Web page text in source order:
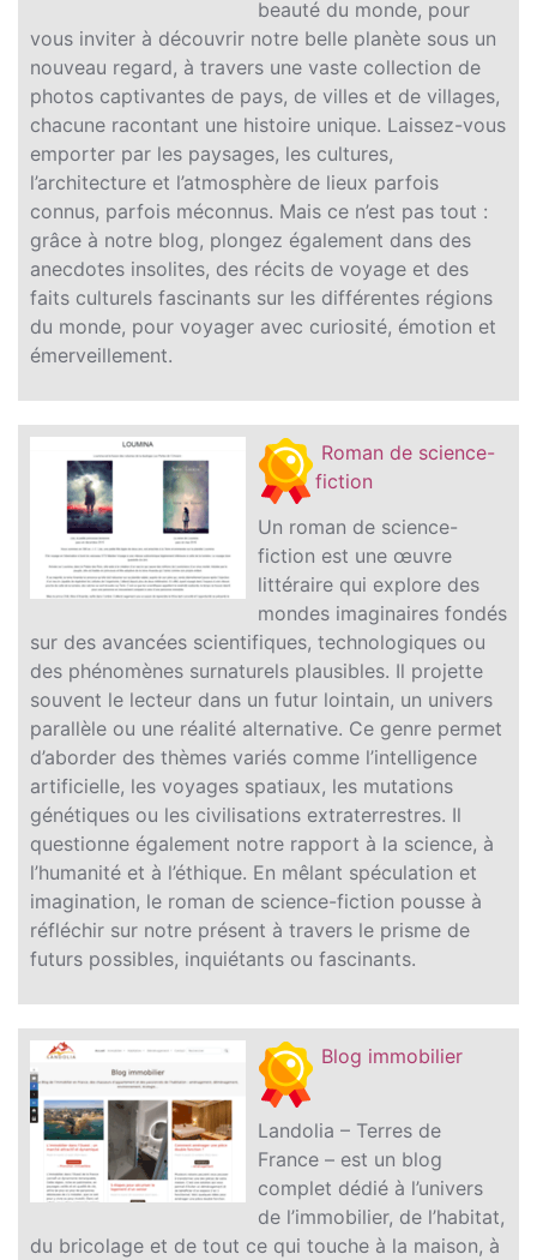
beauté du monde, pour
vous inviter à découvrir notre belle planète sous un
nouveau regard, à travers une vaste collection de
photos captivantes de pays, de villes et de villages,
chacune racontant une histoire unique. Laissez-vous
emporter par les paysages, les cultures,
l’architecture et l’atmosphère de lieux parfois
connus, parfois méconnus. Mais ce n’est pas tout :
grâce à notre blog, plongez également dans des
anecdotes insolites, des récits de voyage et des
faits culturels fascinants sur les différentes régions
du monde, pour voyager avec curiosité, émotion et
émerveillement.
Roman de science-
fiction
Un roman de science-
fiction est une œuvre
littéraire qui explore des
mondes imaginaires fondés
sur des avancées scientifiques, technologiques ou
des phénomènes surnaturels plausibles. Il projette
souvent le lecteur dans un futur lointain, un univers
parallèle ou une réalité alternative. Ce genre permet
d’aborder des thèmes variés comme l’intelligence
artificielle, les voyages spatiaux, les mutations
génétiques ou les civilisations extraterrestres. Il
questionne également notre rapport à la science, à
l’humanité et à l’éthique. En mêlant spéculation et
imagination, le roman de science-fiction pousse à
réfléchir sur notre présent à travers le prisme de
futurs possibles, inquiétants ou fascinants.
Blog immobilier
Landolia – Terres de
France – est un blog
complet dédié à l’univers
de l’immobilier, de l’habitat,
du bricolage et de tout ce qui touche à la maison, à